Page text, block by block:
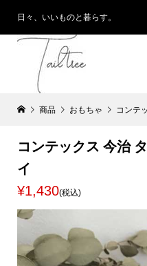
日々、いいものと暮らす。
商品 おもちゃ コンテ
コンテックス 今治
イ
¥1,430(税込)